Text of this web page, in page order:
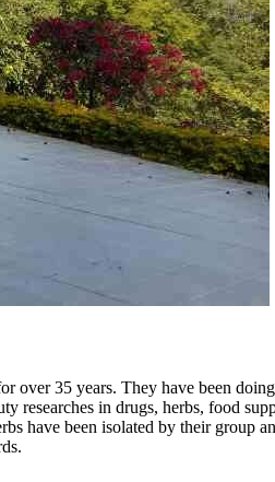
35 years. They have been doing
researches in drugs, herbs, food
have been isolated by their group